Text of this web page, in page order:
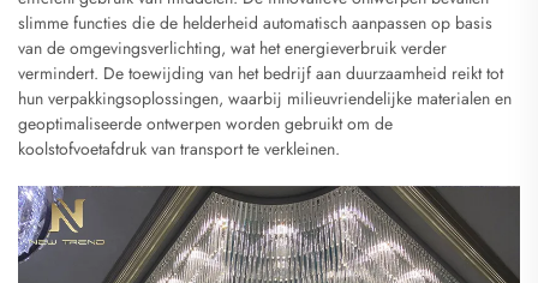
slimme functies die de helderheid automatisch aanpassen op basis
van de omgevingsverlichting, wat het energieverbruik verder
vermindert. De toewijding van het bedrijf aan duurzaamheid reikt tot
hun verpakkingsoplossingen, waarbij milieuvriendelijke materialen en
geoptimaliseerde ontwerpen worden gebruikt om de
koolstofvoetafdruk van transport te verkleinen.